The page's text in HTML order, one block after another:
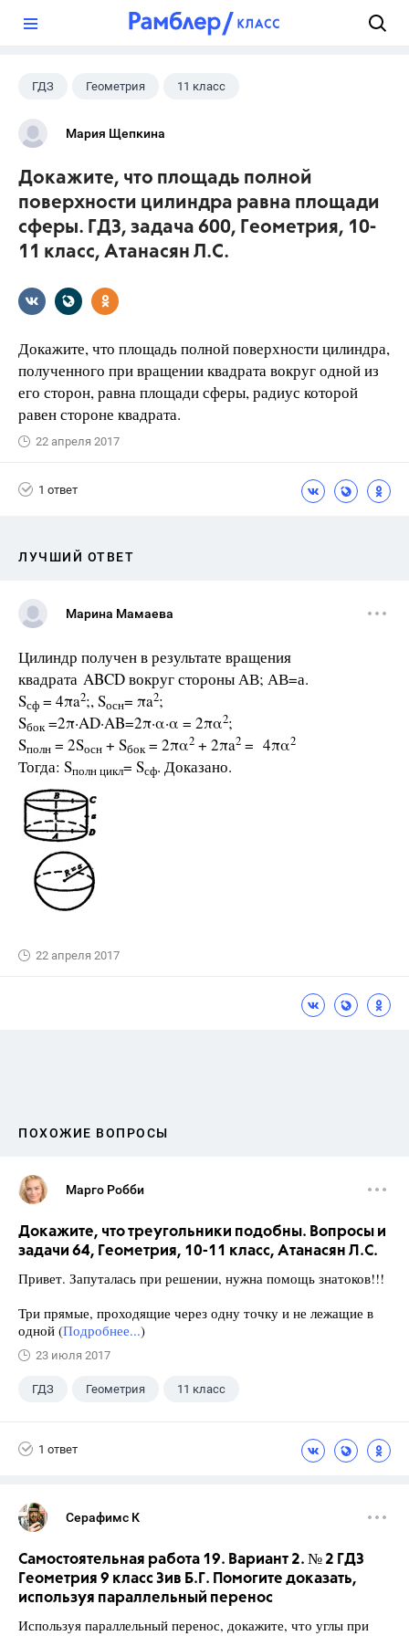
ГДЗ Геометрия 11 класс
10 класс
Мария Щепкина
Докажите, что площадь полной
поверхности цилиндра равна площади
сферы. ГДЗ, задача 600, Геометрия, 10-
11 класс, Атанасян Л.С.
Докажите, что площадь полной поверхности цилиндра,
полученного при вращении квадрата вокруг одной из
его сторон, равна площади сферы, радиус которой
равен стороне квадрата.
22 апреля 2017
1 ответ
ЛУЧШИЙ ОТВЕТ
Марина Мамаева
Цилиндр получен в результате вращения
квадрата ABCD вокруг стороны АВ; АВ=а.
Sсф = 4πa2;, Sосн= πa2;
Sбок =2π·ΑD·ΑΒ=2π·α·α = 2πα2;
Sполн = 2Sосн + Sбок = 2πα2 + 2πa2 = 4πα2
Тогда: Sполн цикл= Sсф. Доказано.
22 апреля 2017
ПОХОЖИЕ ВОПРОСЫ
Марго Робби
Докажите, что треугольники подобны. Вопросы и
задачи 64, Геометрия, 10-11 класс, Атанасян Л.С.
Привет. Запуталась при решении, нужна помощь знатоков!!!
Три прямые, проходящие через одну точку и не лежащие в
одной (Подробнее...)
23 июля 2017
ГДЗ Геометрия 11 класс
1 ответ
Серафимс К
Самостоятельная работа 19. Вариант 2. № 2 ГДЗ
Геометрия 9 класс Зив Б.Г. Помогите доказать,
используя параллельный перенос
Используя параллельный перенос, докажите, что углы при